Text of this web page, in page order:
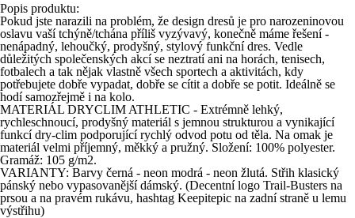
Popis produktu:
Pokud jste narazili na problém, že design dresů je pro narozeninovou
oslavu vaší tchýně/tchána příliš vyzývavý, konečně máme řešení -
nenápadný, lehoučký, prodyšný, stylový funkční dres. Vedle
důležitých společenských akcí se neztratí ani na horách, tenisech,
fotbalech a tak nějak vlastně všech sportech a aktivitách, kdy
potřebujete dobře vypadat, dobře se cítit a dobře se potit. Ideálně se
hodí samozřejmě i na kolo.
MATERIÁL DRYCLIM ATHLETIC - Extrémně lehký,
rychleschnoucí, prodyšný materiál s jemnou strukturou a vynikající
funkcí dry-clim podporující rychlý odvod potu od těla. Na omak je
materiál velmi příjemný, měkký a pružný. Složení: 100% polyester.
Gramáž: 105 g/m2.
VARIANTY: Barvy černá - neon modrá - neon žlutá. Střih klasický
pánský nebo vypasovanější dámský. (Decentní logo Trail-Busters na
prsou a na pravém rukávu, hashtag Keepitepic na zadní straně u lemu
výstřihu)